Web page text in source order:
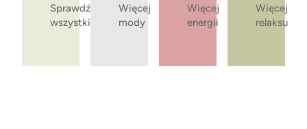
Sprawdź
wszystkie
Więcej
mody
Więcej
energii
Więcej
relaksu